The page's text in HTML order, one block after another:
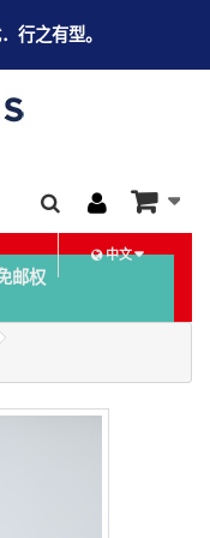
行之有型。
中文
邮权